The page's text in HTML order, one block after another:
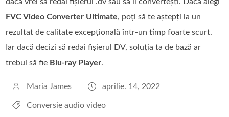
dacă vrei să redai fișierul .dv sau să îl convertești. Dacă alegi
FVC Video Converter Ultimate, poți să te aștepți la un
rezultat de calitate excepțională într-un timp foarte scurt.
Iar dacă decizi să redai fișierul DV, soluția ta de bază ar
trebui să fie Blu-ray Player.
Maria James aprilie. 14, 2022
Conversie audio video